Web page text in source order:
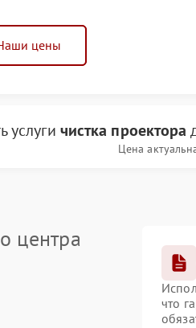
цены
услуги чистка проектора
Цена
центра
что